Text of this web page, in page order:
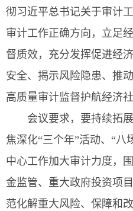
彻习近平总书记关于审计
审计工作正确方向，立足
督质效，充分发挥促进经
安全、揭示风险隐患、推
高质量审计监督护航经济
会议要求，要持续拓
焦深化“三个年”活动、“八
中心工作加大审计力度，
金监管、重大政府投资项
范化解重大风险、保障和